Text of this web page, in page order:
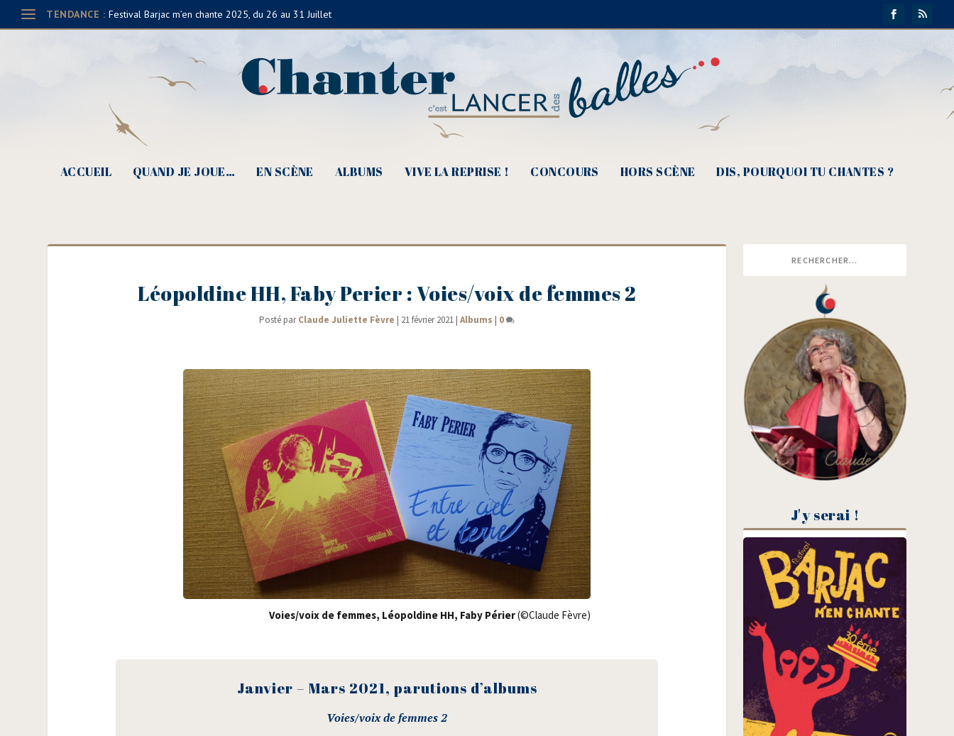
TENDANCE : Festival Barjac m’en chante 2025, du 26 au 31 Juillet
ACCUEIL QUAND JE JOUE… EN SCÈNE ALBUMS VIVE LA REPRISE ! CONCOURS HORS SCÈNE DIS, POURQUOI TU CHANTES ?
Léopoldine HH, Faby Perier : Voies/​voix de femmes 2
Posté parClaude Juliette Fèvre | 21 février 2021 |Albums | 0
Voies/​voix de femmes, Léo­pol­dine HH, Faby Périer(©Claude Fèvre)
Jan­vier – Mars 2021, paru­tions d’albums
Voies/​voix de femmes 2
J'y serai !